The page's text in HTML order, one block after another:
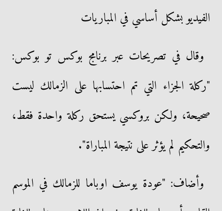
الفيديو بشكل أساسي في المباريات
وقال في تصريحات عبر برنامج بوكس تو بوكس:
"ركلة الجزاء التي تم احتسابها على الزمالك ليست
صحيحة، ولكن بروكسي يستحق ركلة واحدة فقط،
والتحكيم لم يؤثر على نتيجة المباراة".
وأضاف: "عودة يوسف اوباما للزمالك في الموسم